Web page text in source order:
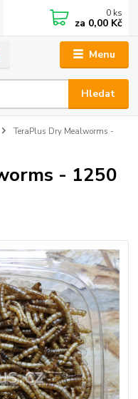
Menu
Hledat
0 ks
za 0,00 Kč
TeraPlus Dry Mealworms -
- 1250